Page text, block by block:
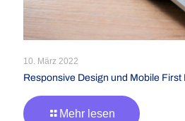
10. März 2022
Responsive Design und Mobile First
Mehr lesen